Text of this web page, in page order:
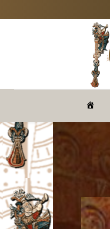
A